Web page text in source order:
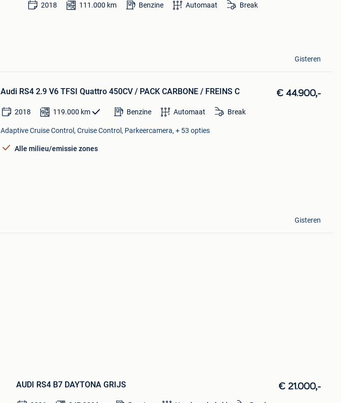
2018 111.000 km Benzine Automaat Break
Gisteren
Audi RS4 2.9 V6 TFSI Quattro 450CV / PACK CARBONE / FREINS C € 44.900,-
2018 119.000 km Benzine Automaat Break
Adaptive Cruise Control, Cruise Control, Parkeercamera, + 53 opties
Alle milieu/emissie zones
Gisteren
AUDI RS4 B7 DAYTONA GRIJS € 21.000,-